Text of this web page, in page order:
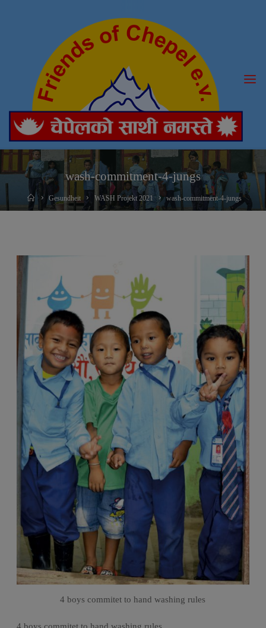
wash-commitment-4-jungs
HomeGesundheit WASH Projekt 2021 wash-commitment-4-jungs
4 boys commitet to hand washing rules
4 boys commitet to hand washing rules